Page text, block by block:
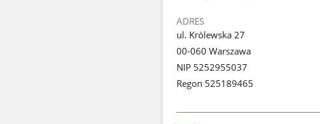
ADRES
ul. Królewska 27
00-060 Warszawa
NIP 5252955037
Regon 525189465